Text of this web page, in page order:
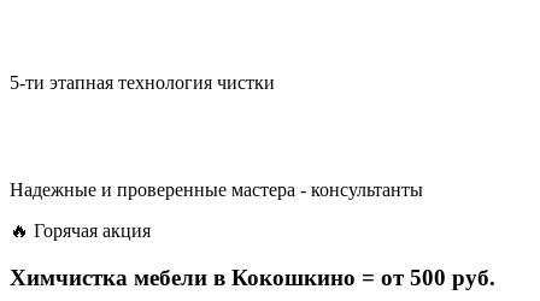
5-ти этапная технология чистки
Надежные и проверенные мастера - консультанты
🔥 Горячая акция
Химчистка мебели в Кокошкино = от 500 руб.